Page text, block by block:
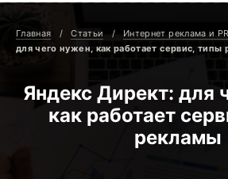
Нижний Новгород
Новосибирск
Самара
и все
Главная Статьи Интернет реклама и PR
для чего нужен, как работает сервис, типы
Яндекс Директ: для
как работает
рекламы